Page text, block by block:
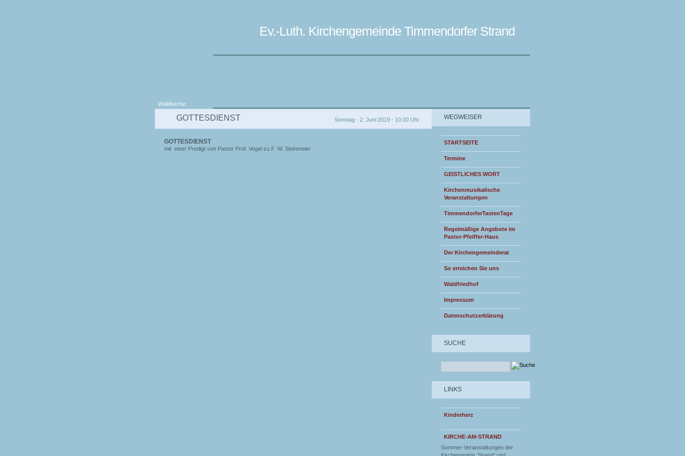
Ev.-Luth. Kirchengemeinde Timmendorfer Strand
Waldkirche
Sonntag - 2. Juni 2019 - 10.00 Uhr
GOTTESDIENST
GOTTESDIENST
mit einer Predigt von Pastor Prof. Vogel zu F. W. Steinmeier
WEGWEISER
STARTSEITE
Termine
GEISTLICHES WORT
Kirchenmusikalische
Veranstaltungen
TimmendorferTastenTage
Regelmäßige Angebote im
Pastor-Pfeiffer-Haus
Der Kirchengemeinderat
So erreichen Sie uns
Waldfriedhof
Impressum
Datenschutzerklärung
SUCHE
LINKS
Kinderherz
KIRCHE-AM-STRAND
Sommer-Veranstaltungen der